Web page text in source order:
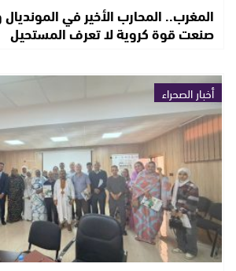
المغرب.. المحارب الأخير في
صنعت قوة كروية لا تعرف المستحيل
أخبار الصحراء